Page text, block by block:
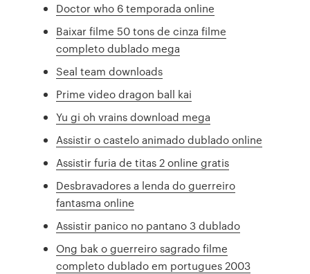
Doctor who 6 temporada online
Baixar filme 50 tons de cinza filme
completo dublado mega
Seal team downloads
Prime video dragon ball kai
Yu gi oh vrains download mega
Assistir o castelo animado dublado online
Assistir furia de titas 2 online gratis
Desbravadores a lenda do guerreiro
fantasma online
Assistir panico no pantano 3 dublado
Ong bak o guerreiro sagrado filme
completo dublado em portugues 2003